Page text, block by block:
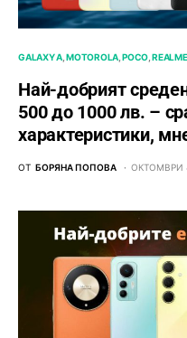
GALAXY A MOTOROLA POCO REALME
Най-добрият
500 до 1000 лв. –
характеристики,
ОТ БОРЯНА ПОПОВА ОКТОМВРИ